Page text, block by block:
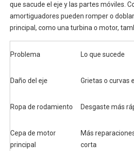
que sacude el eje y las partes móviles.
amortiguadores pueden romper o
principal, como una turbina o motor,
Problema Lo que sucede
Daño del eje Grietas o curvas
Ropa de rodamiento Desgaste más
Cepa de motor
principal
Más
corta